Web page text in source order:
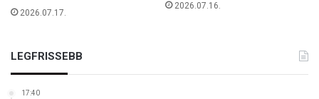
n
r
e
s
2026.07.17.
2026.07.16.
LEGFRISSEBB
17:40